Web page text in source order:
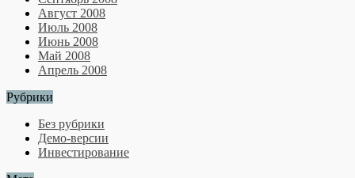
Август 2008
Июль 2008
Июнь 2008
Май 2008
Апрель 2008
Рубрики
Без рубрики
Демо-версии
Инвестирование